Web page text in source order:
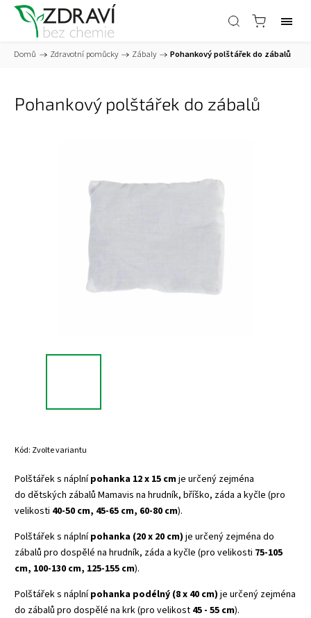
Domů / Zdravotní pomůcky / Zábaly / Pohankový polštářek do zábalů
Pohankový polštářek do zábalů
Kód: Zvolte variantu
Polštářek s náplnípohanka 12 x 15 cmje určený zejména
do dětských zábalů Mamavis na hrudník, bříško, záda a kyčle (pro
velikosti 40-50 cm, 45-65 cm, 60-80 cm).
Polštářek s náplnípohanka (20 x 20 cm) je určený zejména do
zábalů pro dospělé na hrudník, záda a kyčle (pro velikosti 75-105
cm, 100-130 cm, 125-155 cm).
Polštářek s náplnípohanka podélný (8 x 40 cm) je určený zejména
do zábalů pro dospělé na krk (pro velikost 45 - 55 cm).